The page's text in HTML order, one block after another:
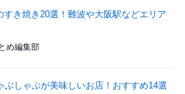
すき焼き20選！難波や大阪駅などエリア
め編集部
ぶしゃぶが美味しいお店！おすすめ14選